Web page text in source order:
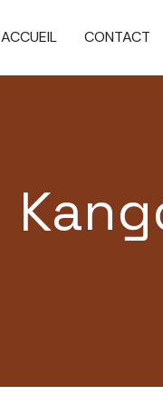
ACCUEIL CONTACT